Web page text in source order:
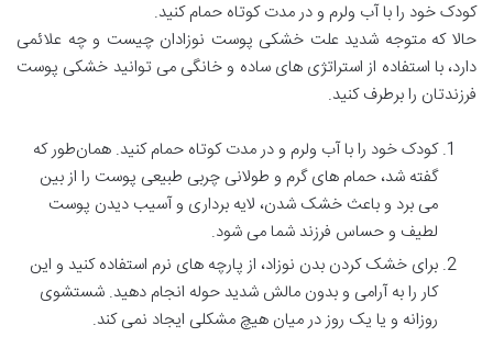
کودک خود را با آب ولرم و در مدت کوتاه حمام کنید.
حالا که متوجه شدید علت خشکی پوست نوزادان چیست و چه علائمی
دارد، با استفاده از استراتژی های ساده و خانگی می توانید خشکی پوست
فرزندتان را برطرف کنید.
کودک خود را با آب ولرم و در مدت کوتاه حمام کنید. همان‌طور که
گفته شد، حمام های گرم و طولانی چربی طبیعی پوست را از بین
می برد و باعث خشک شدن، لایه برداری و آسیب دیدن پوست
لطیف و حساس فرزند شما می شود.
برای خشک کردن بدن نوزاد، از پارچه های نرم استفاده کنید و این
کار را به آرامی و بدون مالش شدید حوله انجام دهید. شستشوی
روزانه و یا یک روز در میان هیچ مشکلی ایجاد نمی کند.